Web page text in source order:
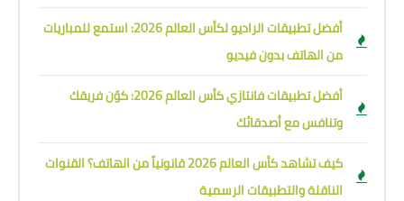
أفضل تطبيقات الراديو لكأس العالم 2026: استمع للمباريات
من الهاتف بدون فيديو
أفضل تطبيقات فانتازي كأس العالم 2026: كوّن فريقك
وتنافس مع أصدقائك
كيف تشاهد كأس العالم 2026 قانونياً من الهاتف؟ القنوات
الناقلة والتطبيقات الرسمية